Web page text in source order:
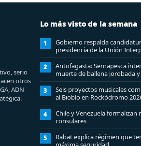
serio
otros
ADN
Lo más visto de la semana
1
Gobierno respalda
presidencia de la Unión
2
Antofagasta: Sernapesca
muerte de ballena jorobada
marinos
3
Seis proyectos musicales
al Biobío en Rockódromo
4
Chile y Venezuela formalizan
consulares
5
Rabat explica régimen que